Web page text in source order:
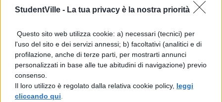
StudentVille - La tua privacy è la nostra priorità
Questo sito web utilizza cookie: a) necessari (tecnici) per
l'uso del sito e dei servizi annessi; b) facoltativi (analitici e di
profilazione, anche di terze parti, per mostrarti annunci
personalizzati in base alle tue abitudini di navigazione) previo
consenso.
Il loro utilizzo è regolato dalla relativa cookie policy, leggi
cliccando qui
Come trovare lavoro senza esperienza
Trovare lavoro: i nostri
consigli